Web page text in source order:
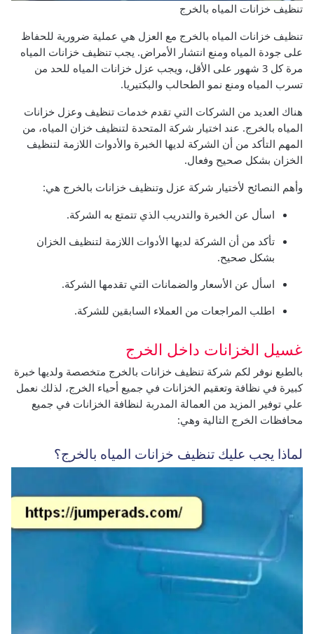
تنظيف خزانات المياه بالخرج
تنظيف خزانات المياه بالخرج مع العزل هي عملية ضرورية للحفاظ
على جودة المياه ومنع انتشار الأمراض. يجب تنظيف خزانات المياه
مرة كل 3 شهور على الأقل، ويجب عزل خزانات المياه للحد من
تسرب المياه ومنع نمو الطحالب والبكتيريا.
هناك العديد من الشركات التي تقدم خدمات تنظيف وعزل خزانات
المياه بالخرج. عند اختيار شركة المتحدة لتنظيف خزان المياه، من
المهم التأكد من أن الشركة لديها الخبرة والأدوات اللازمة لتنظيف
الخزان بشكل صحيح وفعال.
وأهم النصائح لأختيار شركة عزل وتنظيف خزانات بالخرج هي:
اسأل عن الخبرة والتدريب الذي تتمتع به الشركة.
تأكد من أن الشركة لديها الأدوات اللازمة لتنظيف الخزان
بشكل صحيح.
اسأل عن الأسعار والضمانات التي تقدمها الشركة.
اطلب المراجعات من العملاء السابقين للشركة.
غسيل الخزانات داخل الخرج
بالطبع نوفر لكم شركة تنظيف خزانات بالخرج متخصصة ولديها خبرة
كبيرة في نظافة وتعقيم الخزانات في جميع أحياء الخرج، لذلك نعمل
علي توفير المزيد من العمالة المدربة لنظافة الخزانات في جميع
محافظات الخرج التالية وهي:
لماذا يجب عليك تنظيف خزانات المياه بالخرج؟